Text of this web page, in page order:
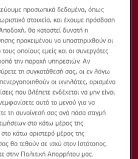
προσωπικά δεδομένα, όπως
στοιχεία, και έχουμε πρόσβαση
θα καταστεί δυνατή η
προκειμένου να υποστηριχθούν οι
οποίους εμείς και οι συνεργάτες
την παροχή υπηρεσιών. Αν
τη συγκατάθεσή σας, οι εν λόγω
οι ιχνηλάτες, ορισμένο
που βλέπετε ενδέχεται να μην είναι
αυτό το μενού για να
τη συναίνεσή σας ανά πάσα στιγμή
στο κάτω μέρος της
στο κάτω αριστερό μέρος της
θα τεθούν σε ισχύ στον Ιστότοπος.
στην Πολιτική Απορρήτου μας.